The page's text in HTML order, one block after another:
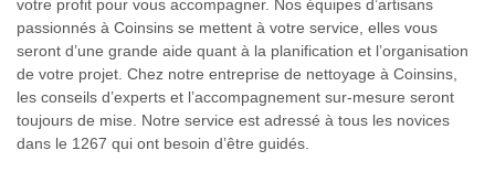
votre profit pour vous accompagner. Nos équipes d’artisans
passionnés à Coinsins se mettent à votre service, elles vous
seront d’une grande aide quant à la planification et l’organisation
de votre projet. Chez notre entreprise de nettoyage à Coinsins,
les conseils d’experts et l’accompagnement sur-mesure seront
toujours de mise. Notre service est adressé à tous les novices
dans le 1267 qui ont besoin d’être guidés.